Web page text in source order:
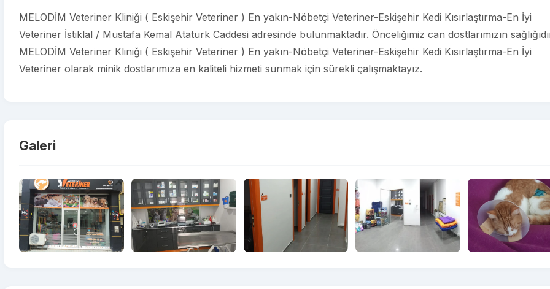
MELODİM Veteriner Kliniği ( Eskişehir Veteriner ) En yakın-Nöbetçi Veteriner-Eskişehir Kedi Kısırlaştırma-En İyi
Veteriner İstiklal / Mustafa Kemal Atatürk Caddesi adresinde bulunmaktadır. Önceliğimiz can dostlarımızın
MELODİM Veteriner Kliniği ( Eskişehir Veteriner ) En yakın-Nöbetçi Veteriner-Eskişehir Kedi Kısırlaştırma-En İyi
Veteriner olarak minik dostlarımıza en kaliteli hizmeti sunmak için sürekli çalışmaktayız.
Galeri